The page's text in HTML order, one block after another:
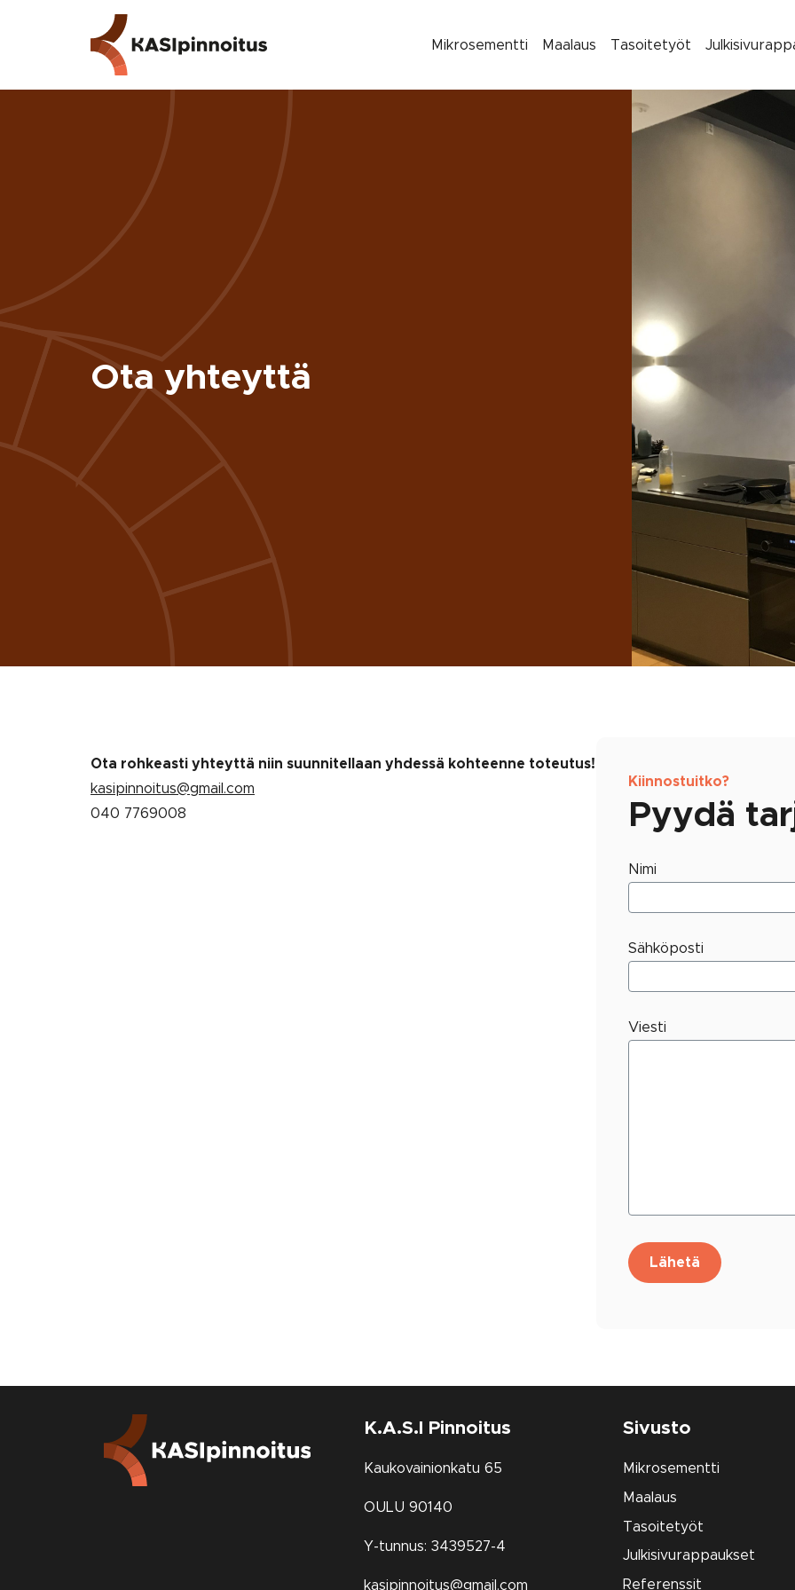
Mikrosementti Maalaus Tasoitetyöt
Ota yhteyttä
Ota rohkeasti yhteyttä niin suunnitellaan yhdessä kohteenne toteutus!
kasipinnoitus@gmail.com
040 7769008
Kiinnostuitko?
Pyydä
Nimi
Sähköposti
Viesti
K.A.S.I Pinnoitus
Kaukovainionkatu 65
OULU 90140
Y-tunnus: 3439527-4
kasipinnoitus@gmail.com
Sivusto
Mikrosementti
Maalaus
Tasoitetyöt
Julkisivurappaukset
Referenssit